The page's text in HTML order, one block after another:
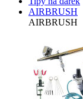
AIRBRUSH
AIRBRUSH